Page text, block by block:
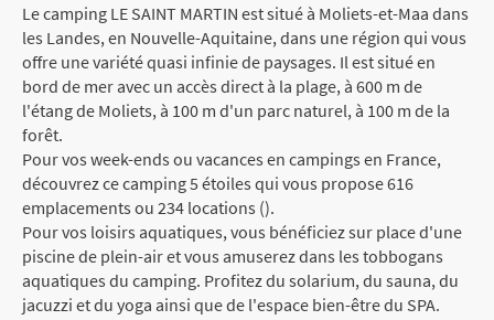
Le camping LE SAINT MARTIN est situé à Moliets-et-Maa dans
les Landes, en Nouvelle-Aquitaine, dans une région qui vous
offre une variété quasi infinie de paysages. Il est situé en
bord de mer avec un accès direct à la plage, à 600 m de
l'étang de Moliets, à 100 m d'un parc naturel, à 100 m de la
forêt.
Pour vos week-ends ou vacances en campings en France,
découvrez ce camping 5 étoiles qui vous propose 616
emplacements ou 234 locations ().
Pour vos loisirs aquatiques, vous bénéficiez sur place d'une
piscine de plein-air et vous amuserez dans les tobbogans
aquatiques du camping. Profitez du solarium, du sauna, du
jacuzzi et du yoga ainsi que de l'espace bien-être du SPA.